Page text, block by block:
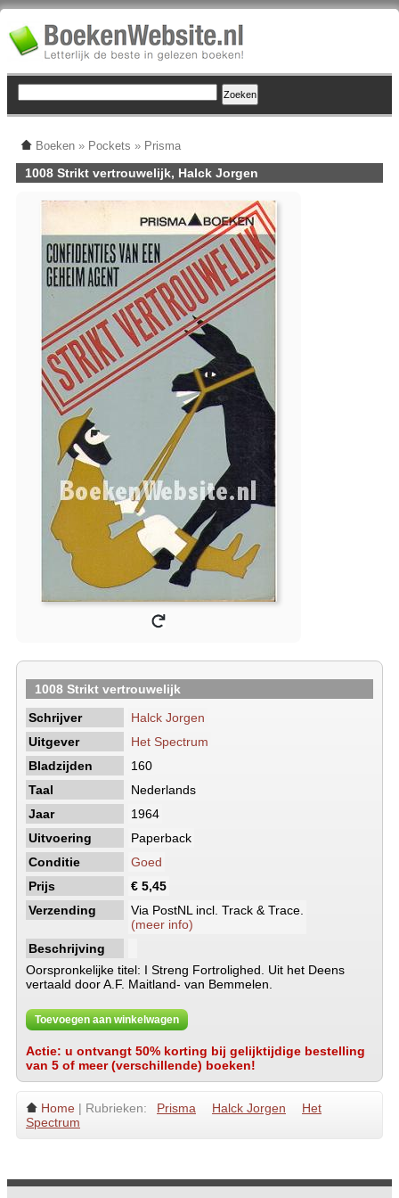
Boeken » Pockets » Prisma
1008 Strikt vertrouwelijk, Halck Jorgen
1008 Strikt vertrouwelijk
Schrijver
Halck Jorgen
Uitgever
Het Spectrum
Bladzijden
160
Taal
Nederlands
Jaar
1964
Uitvoering
Paperback
Conditie
Goed
Prijs
€ 5,45
Verzending
Via PostNL incl. Track & Trace.
(meer info)
Beschrijving
Oorspronkelijke titel: I Streng Fortrolighed. Uit het Deens
vertaald door A.F. Maitland- van Bemmelen.
Toevoegen aan winkelwagen
Actie: u ontvangt 50% korting bij gelijktijdige bestelling
van 5 of meer (verschillende) boeken!
Home | Rubrieken: Prisma Halck Jorgen
Het
Spectrum